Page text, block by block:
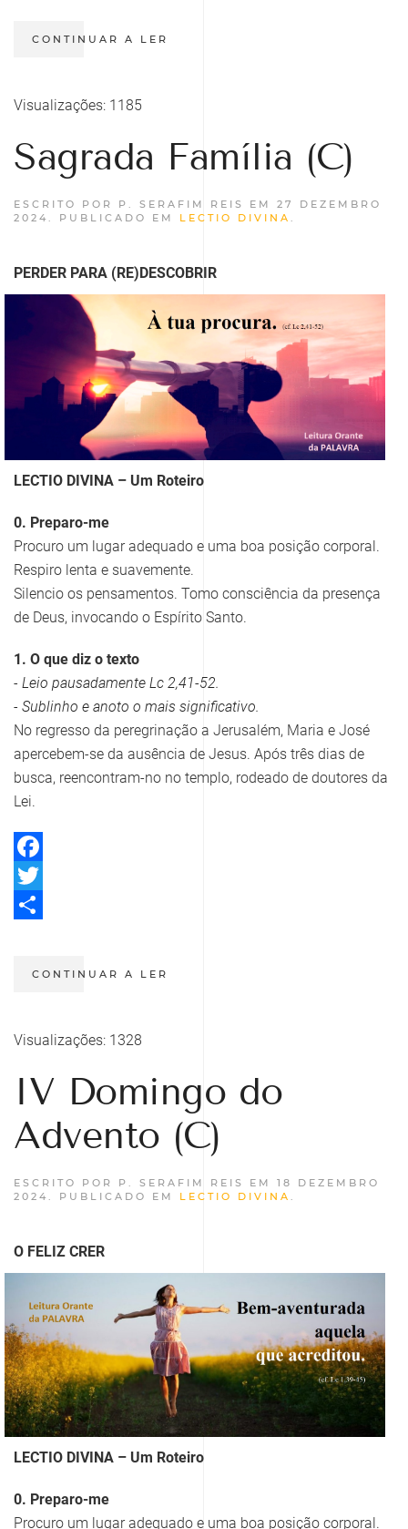
CONTINUAR A LER
Visualizações: 1185
Sagrada Família (C)
ESCRITO POR P. SERAFIM REIS EM 27 DEZEMBRO
2024
. PUBLICADO EM LECTIO DIVINA
PERDER PARA (RE)DESCOBRIR
LECTIO DIVINA – Um Roteiro
0. Preparo-me
Procuro um lugar adequado e uma boa posição corporal.
Respiro lenta e suavemente.
Silencio os pensamentos. Tomo consciência da presença
de Deus, invocando o Espírito Santo.
1. O que diz o texto
- Leio pausadamente Lc 2,41-52.
- Sublinho e anoto o mais significativo.
No regresso da peregrinação a Jerusalém, Maria e José
apercebem-se da ausência de Jesus. Após três dias de
busca, reencontram-no no templo, rodeado de doutores da
Lei.
Facebook
Twitter
CONTINUAR A LER
Visualizações: 1328
IV Domingo do
Advento (C)
ESCRITO POR P. SERAFIM REIS EM 18 DEZEMBRO
2024
. PUBLICADO EM LECTIO DIVINA
O FELIZ CRER
LECTIO DIVINA – Um Roteiro
0. Preparo-me
Procuro um lugar adequado e uma boa posição corporal.